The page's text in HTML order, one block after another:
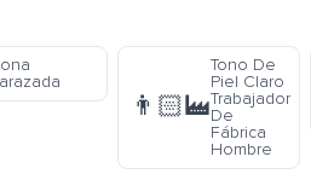
👨🏻‍🏭
Tono De
Piel Claro
Trabajador
De
Fábrica
Hombre